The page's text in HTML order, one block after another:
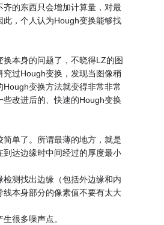
齐的东西只会增加计算量，对最
此，个人认为Hough变换能够找
本身的问题了，不晓得LZ的图
究过Hough变换，发现当图像稍
Hough变换方法就变得非常非常
些改进后的、快速的Hough变换
简单了。所谓最薄的地方，就是
到达边缘时中间经过的厚度最小
检测找出边缘（包括外边缘和内
线本身部分的像素值不要有太大
很多噪声点。